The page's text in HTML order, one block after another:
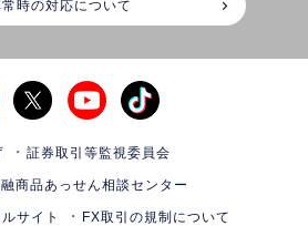
時の対応について
証券取引等監視委員会
商品あっせん相談センター
サイト FX取引の規制について